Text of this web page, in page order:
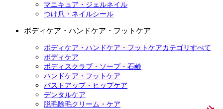
マニキュア・ジェルネイル
つけ爪・ネイルシール
ボディケア・ハンドケア・フットケア
ボディケア・ハンドケア・フットケアカテゴリすべて
ボディケア
ボディスクラブ・ソープ・石鹸
ハンドケア・フットケア
バストアップ・ヒップケア
デンタルケア
脱毛除毛クリーム・ケア